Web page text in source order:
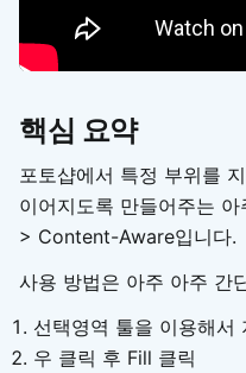
핵심 요약
포토샵에서 특정 부위를
이어지도록 만들어주는
> Content-Aware입니다.
사용 방법은 아주 아주 간
선택영역 툴을 이용해서
우 클릭 후 Fill 클릭